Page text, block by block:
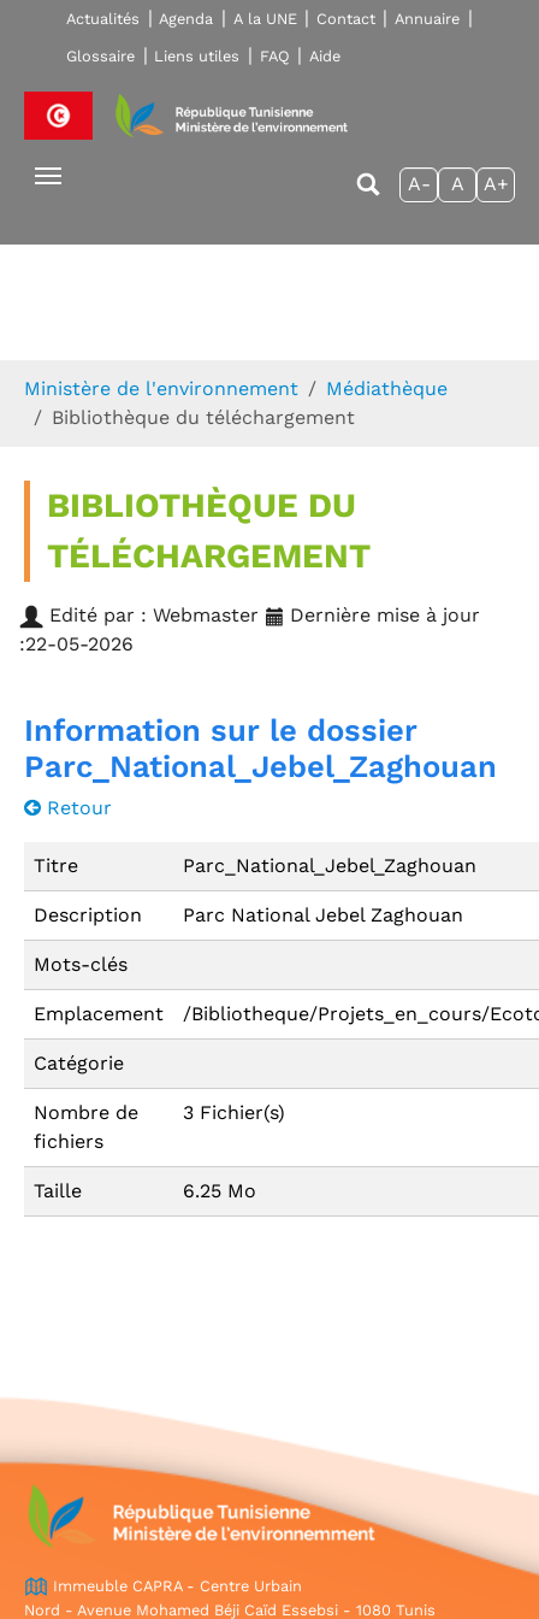
Skip to main navigation
Aller au contenu principal
Skip to page footer
Actualités Agenda A la UNE Contact Annuaire
Glossaire Liens utiles FAQ Aide
A- A A+
Ministère de l'environnement
Médiathèque
Bibliothèque du téléchargement
BIBLIOTHÈQUE DU
TÉLÉCHARGEMENT
Edité par : Webmaster
Dernière mise à jour
:22-05-2026
Information sur le dossier
Parc_National_Jebel_Zaghouan
Retour
Titre Parc_National_Jebel_Zaghouan
Description Parc National Jebel Zaghouan
Mots-clés
Emplacement /Bibliotheque/Projets_en_cours/
Catégorie
Nombre de
fichiers
3 Fichier(s)
Taille 6.25 Mo
Immeuble CAPRA - Centre Urbain
Nord - Avenue Mohamed Béji Caïd Essebsi - 1080 Tunis